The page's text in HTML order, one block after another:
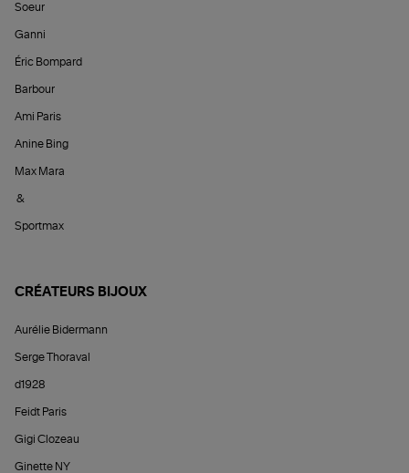
Soeur
Ganni
Éric Bompard
Barbour
Ami Paris
Anine Bing
Max Mara
&
Sportmax
CRÉATEURS BIJOUX
Aurélie Bidermann
Serge Thoraval
d1928
Feidt Paris
Gigi Clozeau
Ginette NY